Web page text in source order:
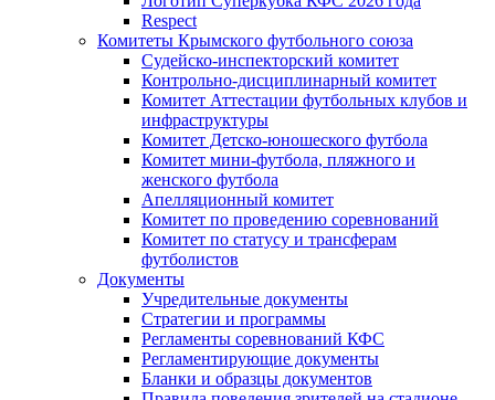
Respect
Комитеты Крымского футбольного союза
Судейско-инспекторский комитет
Контрольно-дисциплинарный комитет
Комитет Аттестации футбольных клубов и
инфраструктуры
Комитет Детско-юношеского футбола
Комитет мини-футбола, пляжного и
женского футбола
Апелляционный комитет
Комитет по проведению соревнований
Комитет по статусу и трансферам
футболистов
Документы
Учредительные документы
Стратегии и программы
Регламенты соревнований КФС
Регламентирующие документы
Бланки и образцы документов